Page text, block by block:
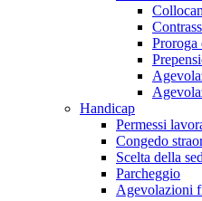
Proroga
Handicap
Permessi
Congedo
Scelta della
Parcheggio
Agevolazioni